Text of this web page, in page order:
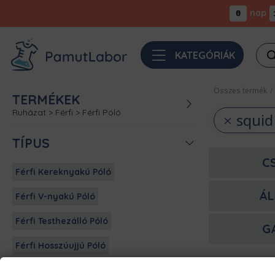
0 nap
KATEGÓRIÁK
TERMÉKEK
Ruházat > Férfi > Férfi Póló
TÍPUS
Férfi Kereknyakú Póló
Férfi V-nyakú Póló
Férfi Testhezálló Póló
Férfi Hosszúujjú Póló
Összes termék /